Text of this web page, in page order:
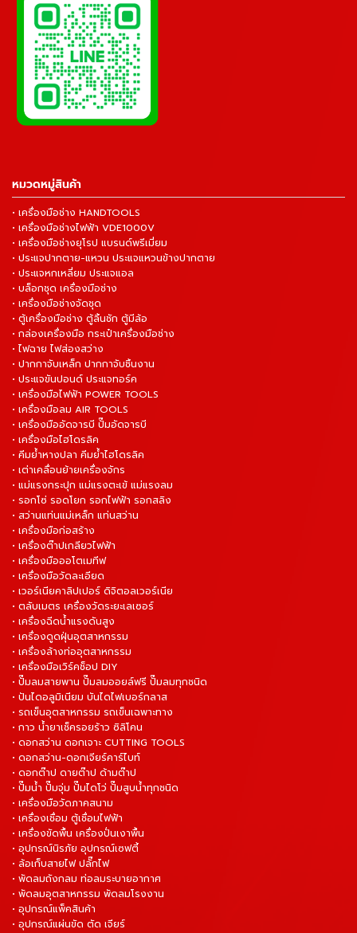
หมวดหมู่สินค้า
• เครื่องมือช่าง HANDTOOLS
• เครื่องมือช่างไฟฟ้า VDE1000V
• เครื่องมือช่างยุโรป แบรนด์พรีเมี่ยม
• ประแจปากตาย-แหวน ประแจแหวนข้างปากตาย
• ประแจหกเหลี่ยม ประแจแอล
• บล็อกชุด เครื่องมือช่าง
• เครื่องมือช่างจัดชุด
• ตู้เครื่องมือช่าง ตู้ลิ้นชัก ตู้มีล้อ
• กล่องเครื่องมือ กระเป๋าเครื่องมือช่าง
• ไฟฉาย ไฟส่องสว่าง
• ปากกาจับเหล็ก ปากกาจับชิ้นงาน
• ประแจขันปอนด์ ประแจทอร์ค
• เครื่องมือไฟฟ้า POWER TOOLS
• เครื่องมือลม AIR TOOLS
• เครื่องมืออัดจารบี ปั๊มอัดจารบี
• เครื่องมือไฮโดรลิค
• คีมย้ำหางปลา คีมย้ำไฮโดรลิค
• เต่าเคลื่อนย้ายเครื่องจักร
• แม่แรงกระปุก แม่แรงตะเข้ แม่แรงลม
• รอกโซ่ รอดโยก รอกไฟฟ้า รอกสลิง
• สว่านแท่นแม่เหล็ก แท่นสว่าน
• เครื่องมือก่อสร้าง
• เครื่องต๊าปเกลียวไฟฟ้า
• เครื่องมือออโตเมทีฟ
• เครื่องมือวัดละเอียด
• เวอร์เนียคาลิปเปอร์ ดิจิตอลเวอร์เนีย
• ตลับเมตร เครื่องวัดระยะเลเซอร์
• เครื่องฉีดน้ำแรงดันสูง
• เครื่องดูดฝุ่นอุตสาหกรรม
• เครื่องล้างท่ออุตสาหกรรม
• เครื่องมือเวิร์คช็อป DIY
• ปั๊มลมสายพาน ปั๊มลมออยล์ฟรี ปั๊มลมทุกชนิด
• ปันไดอลูมิเนียม บันไดไฟเบอร์กลาส
• รถเข็นอุตสาหกรรม รถเข็นเฉพาะทาง
• กาว น้ำยาเช็ครอยร้าว ซิลิโคน
• ดอกสว่าน ดอกเจาะ CUTTING TOOLS
• ดอกสว่าน-ดอกเจียร์คาร์ไบท์
• ดอกต๊าป ดายต๊าป ด้ามต๊าป
• ปั๊มน้ำ ปั๊มจุ่ม ปั๊มไดโว่ ปั๊มสูบน้ำทุกชนิด
• เครื่องมือวัดภาคสนาม
• เครื่องเชื่อม ตู้เชื่อมไฟฟ้า
• เครื่องขัดพื้น เครื่องปั่นเงาพื้น
• อุปกรณ์นิรภัย อุปกรณ์เซฟตี้
• ล้อเก็บสายไฟ ปลั๊กไฟ
• พัดลมถังกลม ท่อลมระบายอากาศ
• พัดลมอุตสาหกรรม พัดลมโรงงาน
• อุปกรณ์แพ็คสินค้า
• อุปกรณ์แผ่นขัด ตัด เจียร์